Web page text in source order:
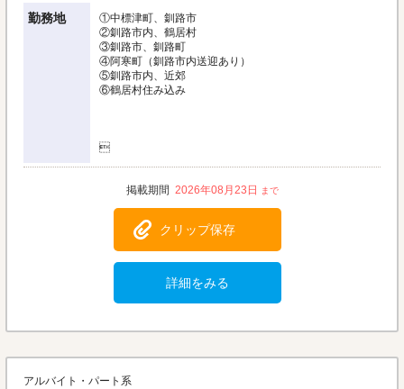
勤務地
①中標津町、釧路市
②釧路市内、鶴居村
③釧路市、釧路町
④阿寒町（釧路市内送迎あり）
⑤釧路市内、近郊
⑥鶴居村住み込み

2026年08月23日
クリップ保存
詳細をみる
アルバイト・パート系